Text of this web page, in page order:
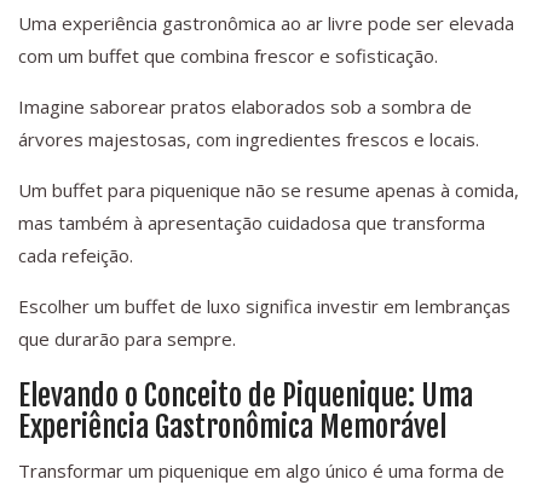
Uma experiência gastronômica ao ar livre pode ser elevada
com um buffet que combina frescor e sofisticação.
Imagine saborear pratos elaborados sob a sombra de
árvores majestosas, com ingredientes frescos e locais.
Um buffet para piquenique não se resume apenas à comida,
mas também à apresentação cuidadosa que transforma
cada refeição.
Escolher um buffet de luxo significa investir em lembranças
que durarão para sempre.
Elevando o Conceito de Piquenique: Uma
Experiência Gastronômica Memorável
Transformar um piquenique em algo único é uma forma de